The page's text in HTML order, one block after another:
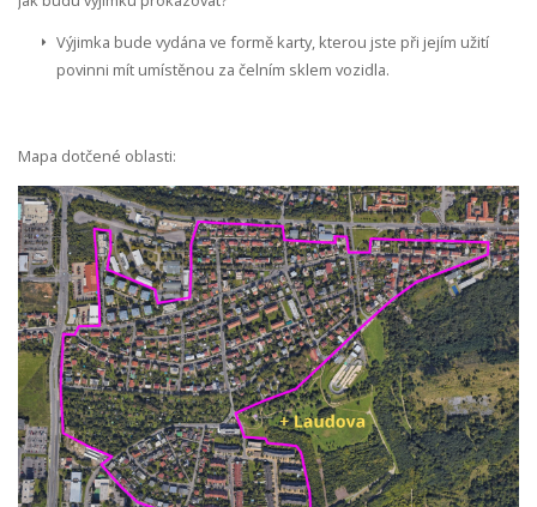
Výjimka bude vydána ve formě karty, kterou jste při jejím užití
povinni mít umístěnou za čelním sklem vozidla.
Mapa dotčené oblasti: